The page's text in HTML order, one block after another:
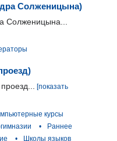
Солженицына)
Солженицына...
[показать
курсы
•
Раннее
•
Школы языков